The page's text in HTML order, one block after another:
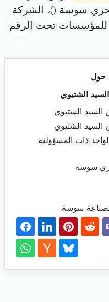
سوسة ()، الشركة
تحت الرقم
حول
الشتيوي
السيد الشتيوي
السيد الشتيوي
ذات المسؤولية
سوسة
سوسة